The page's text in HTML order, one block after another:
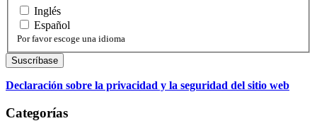
Inglés
Español
Por favor escoge una idioma
Declaración sobre la privacidad y la seguridad del sitio web
Categorías